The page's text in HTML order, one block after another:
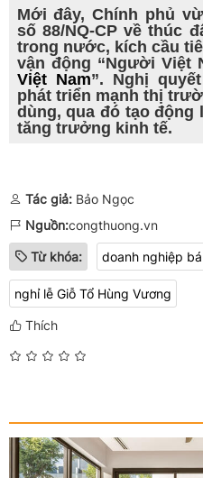
Mới đây, Chính phủ
số 88/NQ-CP về thúc
trong nước, kích cầu
vận động “Người Việt
Việt Nam”. Nghị
phát triển mạnh thị
dùng, qua đó tạo
tăng trưởng kinh tế.
Tác giả: Bảo Ngọc
Nguồn:congthuong.vn
Từ khóa: doanh nghiệp
nghỉ lễ Giỗ Tổ Hùng Vương
Thích